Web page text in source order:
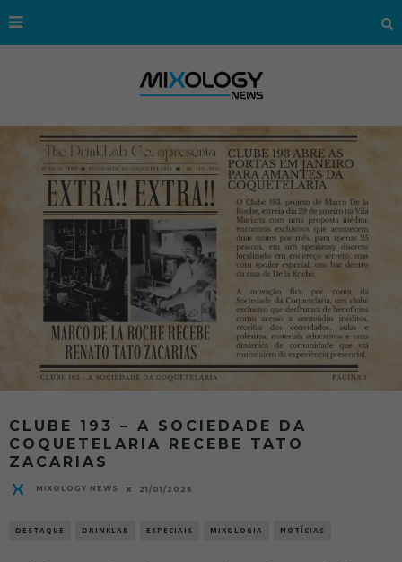
CLUBE 193 – A SOCIEDADE DA
COQUETELARIA RECEBE TATO
ZACARIAS
MIXOLOGY NEWS 21/01/2026
DESTAQUE DRINKLAB ESPECIAIS MIXOLOGIA NOTÍCIAS